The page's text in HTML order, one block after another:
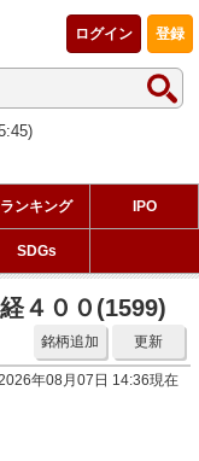
登録
ログイン
ランキング IPO
SDGs
４００(1599)
更新
銘柄追加
年08月07日 14:36現在